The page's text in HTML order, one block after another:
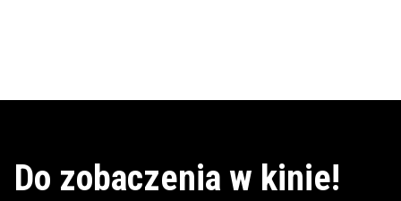
Do zobaczenia w kinie!